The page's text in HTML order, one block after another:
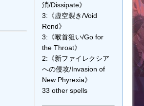
消/Dissipate》
3:《虚空裂き/Void
Rend》
3:《喉首狙い/Go for
the Throat》
2:《新ファイレクシア
への侵攻/Invasion of
New Phyrexia》
33 other spells